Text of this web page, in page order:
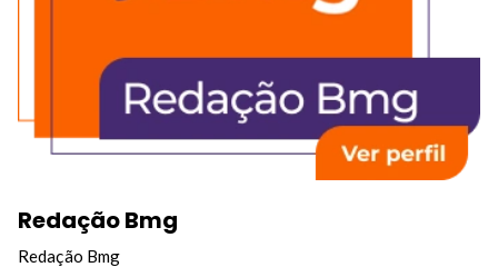
Redação Bmg
Redação Bmg